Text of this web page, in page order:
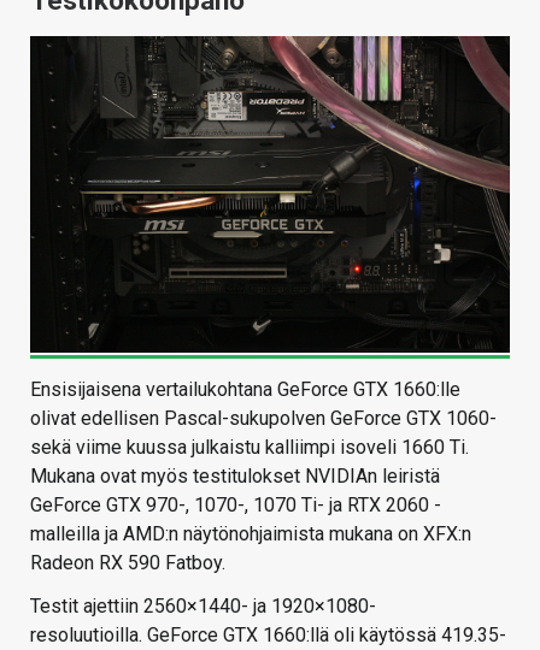
Ensisijaisena vertailukohtana GeForce GTX 1660:lle
olivat edellisen Pascal-sukupolven GeForce GTX 1060-
sekä viime kuussa julkaistu kalliimpi isoveli 1660 Ti.
Mukana ovat myös testitulokset NVIDIAn leiristä
GeForce GTX 970-, 1070-, 1070 Ti- ja RTX 2060 -
malleilla ja AMD:n näytönohjaimista mukana on XFX:n
Radeon RX 590 Fatboy.
Testit ajettiin 2560×1440- ja 1920×1080-
resoluutioilla. GeForce GTX 1660:llä oli käytössä 419.35-